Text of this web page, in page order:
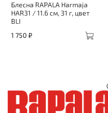
Блесна RAPALA Harmaja
HAR31 / 11.6 см, 31 г, цвет
BLI
1 750 ₽